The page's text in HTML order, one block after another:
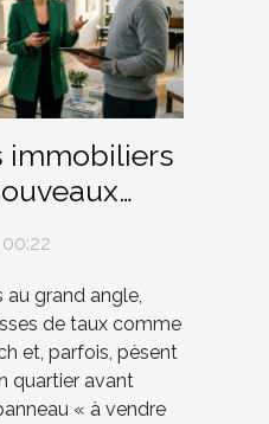
immobiliers
grand angle,
de taux comme
et, parfois, pèsent
quartier avant
« à vendre